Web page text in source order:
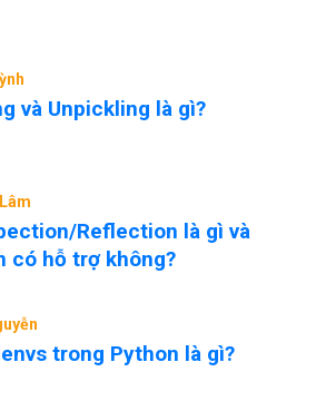
và Unpickling là gì?
Reflection là gì và
có hỗ trợ không?
trong Python là gì?